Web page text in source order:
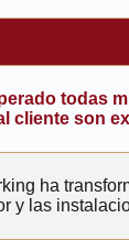
todas
cliente son
ha
y las